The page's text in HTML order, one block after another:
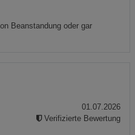
Beanstandung oder gar
01.07.2026
Verifizierte Bewertung